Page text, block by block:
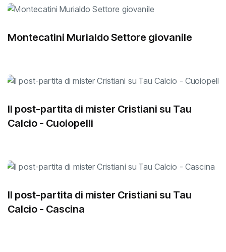
Il post-partita di mister Cristiani su Tau
Il post-partita di mister Cristiani su Tau